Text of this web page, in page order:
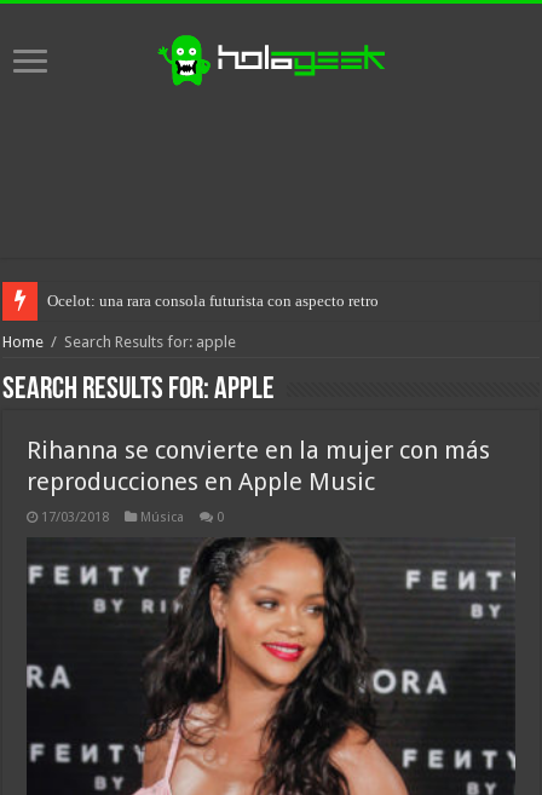
Ocelot: una rara consola futurista con aspecto retro
Home / Search Results for: apple
Search Results for:apple
Rihanna se convierte en la mujer con más
reproducciones en Apple Music
17/03/2018 Música 0